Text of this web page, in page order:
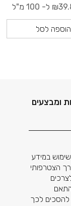
₪ ל- 100 מ"ל
לסל
ומבצעים
במידע
הצטרפותי
להסכים לכך